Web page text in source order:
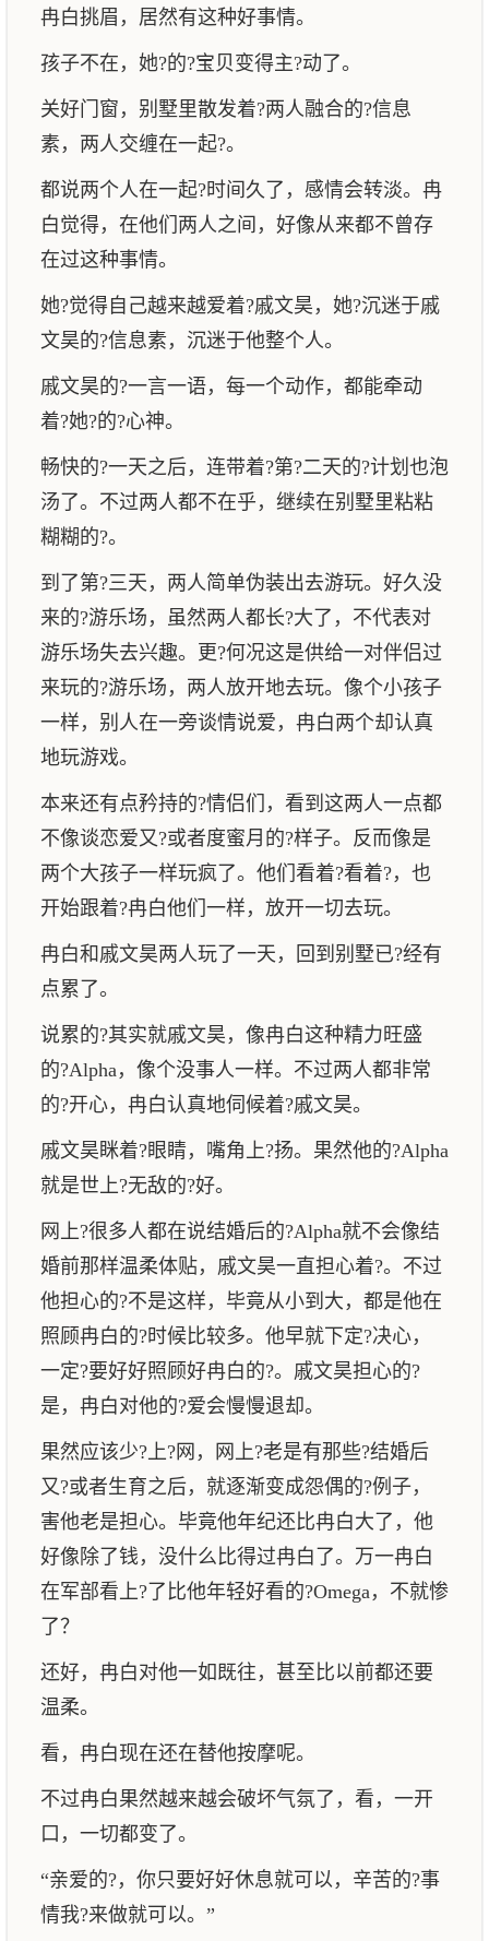
冉白挑眉，居然有这种好事情。
孩子不在，她?的?宝贝变得主?动了。
关好门窗，别墅里散发着?两人融合的?信息
素，两人交缠在一起?。
都说两个人在一起?时间久了，感情会转淡。冉
白觉得，在他们两人之间，好像从来都不曾存
在过这种事情。
她?觉得自己越来越爱着?戚文昊，她?沉迷于戚
文昊的?信息素，沉迷于他整个人。
戚文昊的?一言一语，每一个动作，都能牵动
着?她?的?心神。
畅快的?一天之后，连带着?第?二天的?计划也泡
汤了。不过两人都不在乎，继续在别墅里粘粘
糊糊的?。
到了第?三天，两人简单伪装出去游玩。好久没
来的?游乐场，虽然两人都长?大了，不代表对
游乐场失去兴趣。更?何况这是供给一对伴侣过
来玩的?游乐场，两人放开地去玩。像个小孩子
一样，别人在一旁谈情说爱，冉白两个却认真
地玩游戏。
本来还有点矜持的?情侣们，看到这两人一点都
不像谈恋爱又?或者度蜜月的?样子。反而像是
两个大孩子一样玩疯了。他们看着?看着?，也
开始跟着?冉白他们一样，放开一切去玩。
冉白和戚文昊两人玩了一天，回到别墅已?经有
点累了。
说累的?其实就戚文昊，像冉白这种精力旺盛
的?Alpha，像个没事人一样。不过两人都非常
的?开心，冉白认真地伺候着?戚文昊。
戚文昊眯着?眼睛，嘴角上?扬。果然他的?Alpha
就是世上?无敌的?好。
网上?很多人都在说结婚后的?Alpha就不会像结
婚前那样温柔体贴，戚文昊一直担心着?。不过
他担心的?不是这样，毕竟从小到大，都是他在
照顾冉白的?时候比较多。他早就下定?决心，
一定?要好好照顾好冉白的?。戚文昊担心的?
是，冉白对他的?爱会慢慢退却。
果然应该少?上?网，网上?老是有那些?结婚后
又?或者生育之后，就逐渐变成怨偶的?例子，
害他老是担心。毕竟他年纪还比冉白大了，他
好像除了钱，没什么比得过冉白了。万一冉白
在军部看上?了比他年轻好看的?Omega，不就惨
了？
还好，冉白对他一如既往，甚至比以前都还要
温柔。
看，冉白现在还在替他按摩呢。
不过冉白果然越来越会破坏气氛了，看，一开
口，一切都变了。
“亲爱的?，你只要好好休息就可以，辛苦的?事
情我?来做就可以。”